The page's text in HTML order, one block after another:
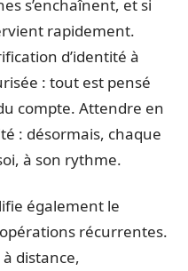
s’enchaînent, et si
rapidement.
d’identité à
: tout est pensé
compte. Attendre en
: désormais, chaque
à son rythme.
également le
récurrentes.
distance,